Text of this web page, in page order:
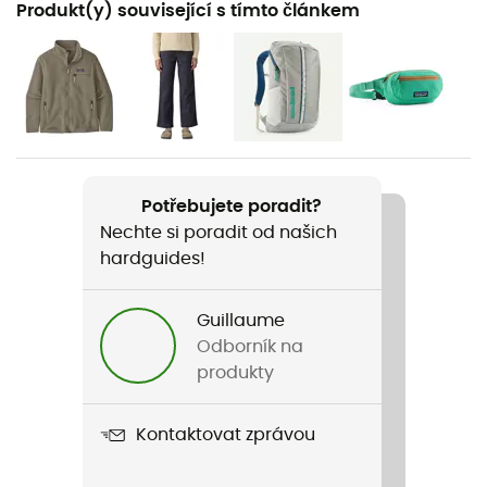
Pěší turistika / Běžné použití
Pohlaví
Dámské
Hmotnost
Název produktu
Retro Pile Marsupial
Standardní
Bluesign / Fair Trade Certified™ / Recyklované
Produkt(y) související s tímto článkem
Potřebujete poradit?
Nechte si poradit od našich
hardguides!
Guillaume
Odborník na
produkty
Kontaktovat zprávou